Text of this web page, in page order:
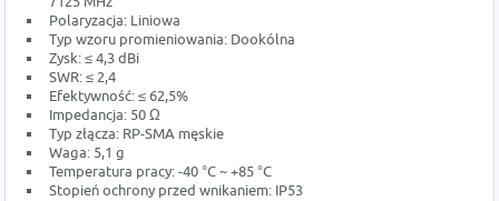
Polaryzacja: Liniowa
Typ wzoru promieniowania: Dookólna
Zysk: ≤ 4,3 dBi
SWR: ≤ 2,4
Efektywność: ≤ 62,5%
Impedancja: 50 Ω
Typ złącza: RP-SMA męskie
Waga: 5,1 g
Temperatura pracy: -40 °C ~ +85 °C
Stopień ochrony przed wnikaniem: IP53